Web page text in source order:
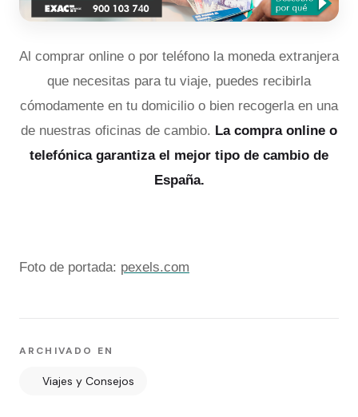
Al comprar online o por teléfono la moneda extranjera
que necesitas para tu viaje, puedes recibirla
cómodamente en tu domicilio o bien recogerla en una
de nuestras oficinas de cambio. La compra online o
telefónica garantiza el mejor tipo de cambio de
España.
Foto de portada: pexels.com
ARCHIVADO EN
Viajes y Consejos